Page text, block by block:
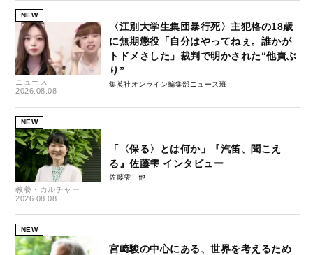
NEW
ニュース
2026.08.08
〈江別大学生集団暴行死〉主犯格の18歳
に無期懲役「自分はやってねぇ。誰かが
トドメさした」裁判で明かされた“他責ぶ
り”
集英社オンライン編集部ニュース班
NEW
教養・カルチャー
2026.08.08
「〈保る〉とは何か」『汽笛、聞こえ
る』佐藤雫 インタビュー
佐藤雫
NEW
宮﨑駿の中心にある、世界を考えるため